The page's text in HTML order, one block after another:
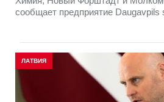
сообщает предприятие Daugavpils
ЛАТВИЯ